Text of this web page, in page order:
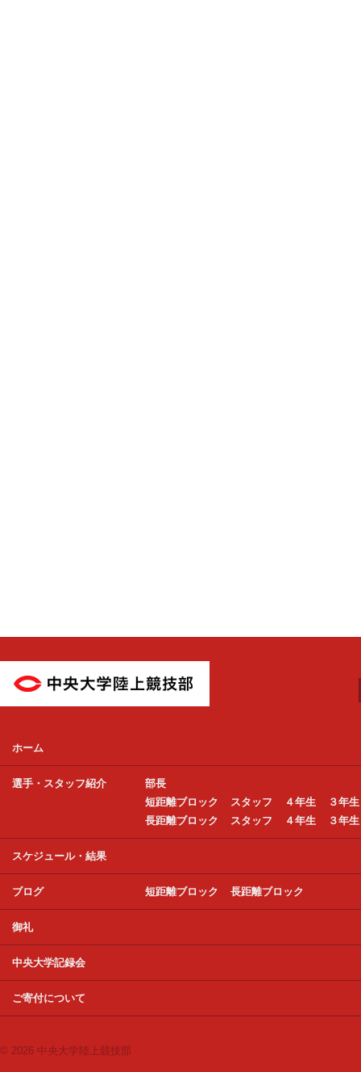
ホーム
選手・スタッフ紹介
部長
短距離ブロック
スタッフ ４年生
３年生
長距離ブロック
スタッフ ４年生 ３年生
スケジュール・結果
ブログ 短距離ブロック 長距離ブロック
御礼
中央大学記録会
ご寄付について
© 2026 中央大学陸上競技部